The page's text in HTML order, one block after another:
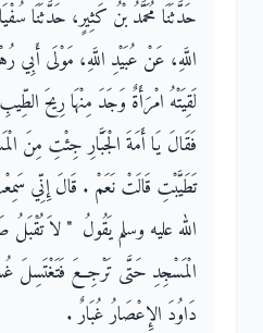
حَدَّثَنَا مُحَمَّدُ بْنُ كَثِيرٍ، حَدَّثَنَا
اللَّهِ، عَنْ عُبَيْدِ اللَّهِ، مَوْلَى
لَقِيَتْهُ امْرَأَةٌ وَجَدَ مِنْهَا رِيحَ
فَقَالَ يَا أَمَةَ الْجَبَّارِ جِئْتِ مِنَ
تَطَيَّبْتِ قَالَتْ نَعَمْ ‏.‏ قَالَ إِنِّي
الله عليه وسلم يَقُولُ ‏ "‏ لاَ
الْمَسْجِدِ حَتَّى تَرْجِعَ فَتَغْتَسِلَ
دَاوُدَ الإِعْصَارُ غُبَارٌ ‏.‏